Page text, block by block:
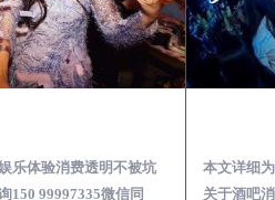
乐体验消费透明不被坑
150 99997335微信同
本文详细
关于酒吧